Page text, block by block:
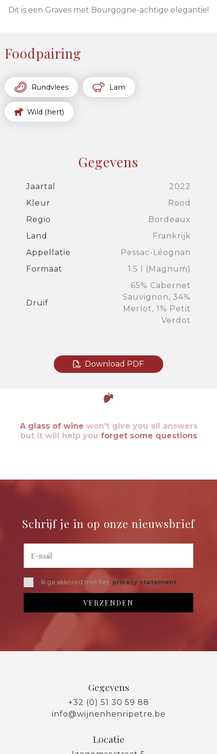
Dit is een Graves met Bourgogne-achtige elegantie!
Foodpairing
Rundvlees Lam
Wild (hert)
Gegevens
Jaartal
2022
Kleur
Rood
Regio
Bordeaux
Land
Frankrijk
Appellatie
Pessac-Léognan
Formaat
1.5 l (Magnum)
Druif
65% Cabernet
Sauvignon, 34%
Merlot, 1% Petit
Verdot
Download PDF
A glass of wine won't give you all answers
but it will help you forget some questions
Schrijf je in op onze nieuwsbrief
Ik ga akkoord met het privacy statement
Gegevens
+32 (0) 51 30 59 88
info@wijnenhenripetre.be
Locatie